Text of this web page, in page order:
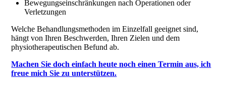
Bewegungseinschränkungen nach Operationen oder
Verletzungen
Welche Behandlungsmethoden im Einzelfall geeignet sind,
hängt von Ihren Beschwerden, Ihren Zielen und dem
physiotherapeutischen Befund ab.
Machen Sie doch einfach heute noch einen Termin aus, ich
freue mich Sie zu unterstützen.